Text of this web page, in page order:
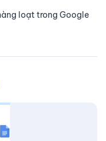
loạt trong Google